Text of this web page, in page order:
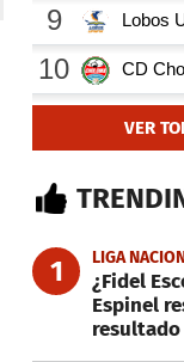
VER
1 LIGA
¿Fidel
Espinel